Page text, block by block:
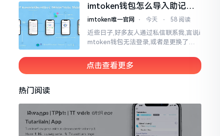
这个东西呢
imtoken钱包怎么导入助记
词？手把手教你找回资产
imtoken唯一官网 ⋅ 今天 ⋅ 58 阅读
近些日子,好多友人通过私信联系我,言说i
mtoken钱包无法登录,或者是更换了手
蚂蚁一般。实际上
点击查看更多
热门阅读